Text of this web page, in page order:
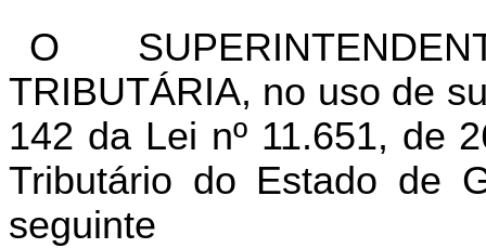
O
TRIBUTÁRIA, no uso de
142 da Lei nº 11.651, de
Tributário do Estado de
seguinte